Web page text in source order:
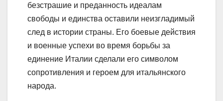
безстрашие и преданность идеалам
свободы и единства оставили неизгладимый
след в истории страны. Его боевые действия
и военные успехи во время борьбы за
единение Италии сделали его символом
сопротивления и героем для итальянского
народа.